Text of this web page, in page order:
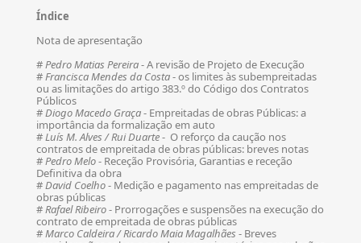
Índice
Nota de apresentação
#Pedro Matias Pereira- A revisão de Projeto de Execução
#Francisca Mendes da Costa- os limites às subempreitadas
ou as limitações do artigo 383.º do Código dos Contratos
Públicos
#Diogo Macedo Graça- Empreitadas de obras Públicas: a
importância da formalização em auto
#Luís M. Alves / Rui Duarte- O reforço da caução nos
contratos de empreitada de obras públicas: breves notas
#Pedro Melo- Receção Provisória, Garantias e receção
Definitiva da obra
#David Coelho- Medição e pagamento nas empreitadas de
obras públicas
#Rafael Ribeiro- Prorrogações e suspensões na execução do
contrato de empreitada de obras públicas
#Marco Caldeira / Ricardo Maia Magalhães - Breves